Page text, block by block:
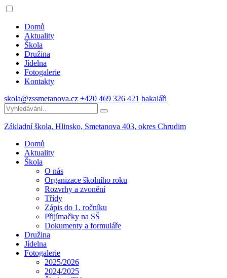
Domů
Aktuality
Škola
Družina
Jídelna
Fotogalerie
Kontakty
skola@zssmetanova.cz +420 469 326 421 bakaláři
Základní škola, Hlinsko, Smetanova 403, okres Chrudim
Domů
Aktuality
Škola
O nás
Organizace školního roku
Rozvrhy a zvonění
Třídy
Zápis do 1. ročníku
Přijímačky na SŠ
Dokumenty a formuláře
Družina
Jídelna
Fotogalerie
2025/2026
2024/2025